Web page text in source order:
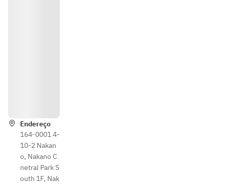
Endereço
164-0001 4-
10-2 Nakan
o, Nakano C
netral Park S
outh 1F, Nak